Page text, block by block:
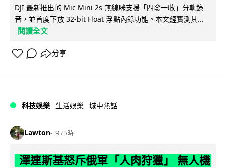
DJI 最新推出的 Mic Mini 2s 無線咪支援「四發一收」分軌錄
音，並首度下放 32-bit Float 浮點內錄功能。本文經實測其...
閱讀全文
分享
科技娛樂 生活娛樂 城中熱話
Lawton 9 小時
澤連斯基怒斥俄軍「人肉狩獵」 無人機